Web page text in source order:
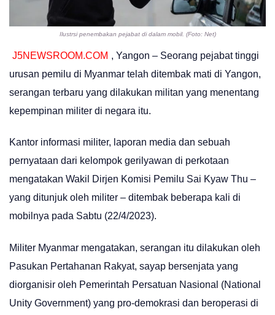
Ilustrsi penembakan pejabat di dalam mobil. (Foto: Net)
J5NEWSROOM.COM , Yangon – Seorang pejabat tinggi
urusan pemilu di Myanmar telah ditembak mati di Yangon,
serangan terbaru yang dilakukan militan yang menentang
kepempinan militer di negara itu.
Kantor informasi militer, laporan media dan sebuah
pernyataan dari kelompok gerilyawan di perkotaan
mengatakan Wakil Dirjen Komisi Pemilu Sai Kyaw Thu –
yang ditunjuk oleh militer – ditembak beberapa kali di
mobilnya pada Sabtu (22/4/2023).
Militer Myanmar mengatakan, serangan itu dilakukan oleh
Pasukan Pertahanan Rakyat, sayap bersenjata yang
diorganisir oleh Pemerintah Persatuan Nasional (National
Unity Government) yang pro-demokrasi dan beroperasi di